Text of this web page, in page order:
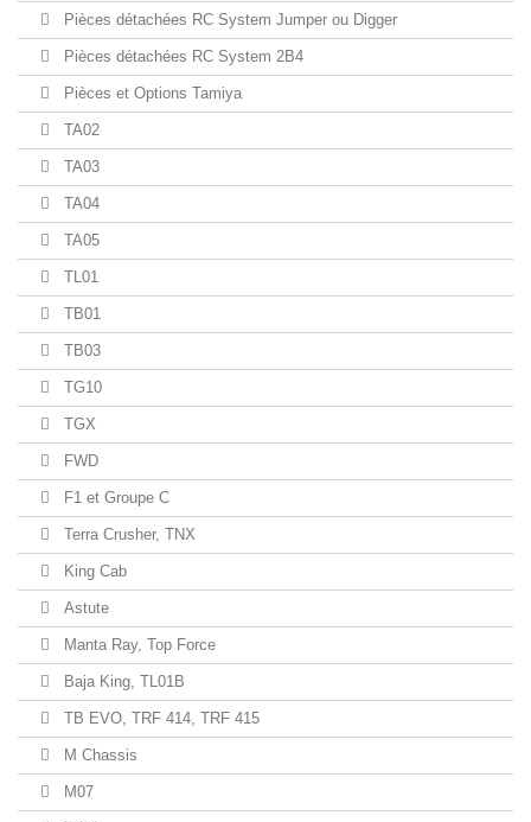
Pièces détachées RC System Jumper ou Digger
Pièces détachées RC System 2B4
Pièces et Options Tamiya
TA02
TA03
TA04
TA05
TL01
TB01
TB03
TG10
TGX
FWD
F1 et Groupe C
Terra Crusher, TNX
King Cab
Astute
Manta Ray, Top Force
Baja King, TL01B
TB EVO, TRF 414, TRF 415
M Chassis
M07